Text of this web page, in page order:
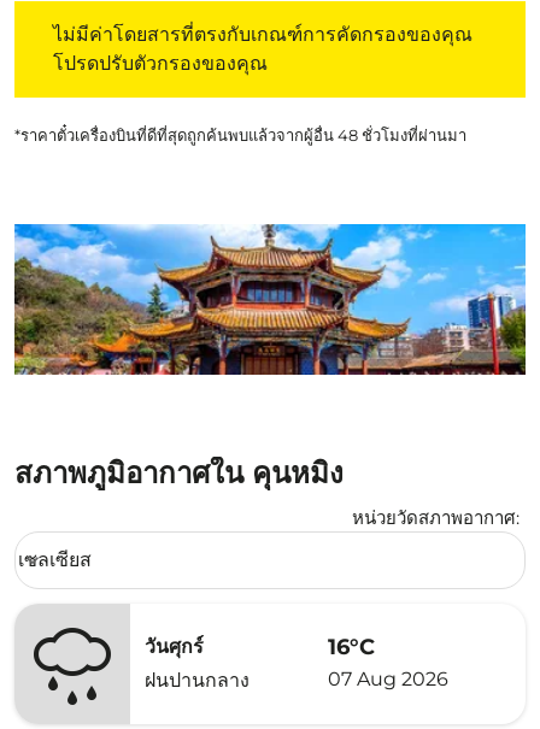
ไม่มีค่าโดยสารที่ตรงกับเกณฑ์การคัดกรองของคุณ
โปรดปรับตัวกรองของคุณ
*ราคาตั๋วเครื่องบินที่ดีที่สุดถูกค้นพบแล้วจากผู้อื่น 48 ชั่วโมงที่ผ่านมา
สภาพภูมิอากาศใน คุนหมิง
หน่วยวัดสภาพอากาศ:
Weather unit option เซลเซียส Selected
เซลเซียส
keyboard_arrow_down
วันศุกร์
ฝนปานกลาง
16°C
07 Aug 2026